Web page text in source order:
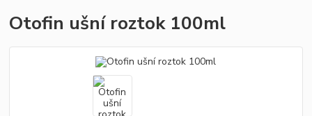
Otofin ušní roztok 100ml